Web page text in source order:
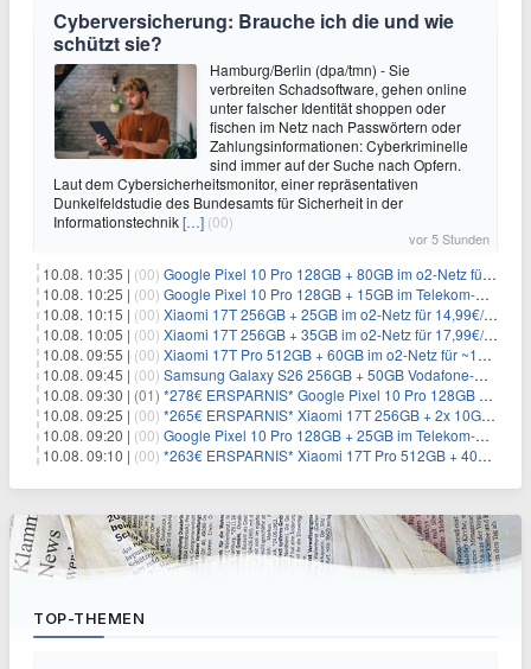
Cyberversicherung: Brauche ich die und wie
schützt sie?
Hamburg/Berlin (dpa/tmn) - Sie
verbreiten Schadsoftware, gehen online
unter falscher Identität shoppen oder
fischen im Netz nach Passwörtern oder
Zahlungsinformationen: Cyberkriminelle
sind immer auf der Suche nach Opfern.
Laut dem Cybersicherheitsmonitor, einer repräsentativen
Dunkelfeldstudie des Bundesamts für Sicherheit in der
Informationstechnik[…] (00)
vor 5 Stunden
10.08. 10:35 | (00) Google Pixel 10 Pro 128GB + 80GB im o2-Netz für 24,99€/Monat (effektiv -6,60€/Monat)
10.08. 10:25 | (00) Google Pixel 10 Pro 128GB + 15GB im Telekom-Netz für 19,98€/Monat (effektiv -12,77€/Monat)
10.08. 10:15 | (00) Xiaomi 17T 256GB + 25GB im o2-Netz für 14,99€/Monat (effektiv -4,30€/Monat)
10.08. 10:05 | (00) Xiaomi 17T 256GB + 35GB im o2-Netz für 17,99€/Monat (effektiv -2,47€/Monat)
10.08. 09:55 | (00) Xiaomi 17T Pro 512GB + 60GB im o2-Netz für ~19,99€/Monat (effektiv -7,22€/Monat)
10.08. 09:45 | (00) Samsung Galaxy S26 256GB + 50GB Vodafone-Netz für 19,99€/Monat (effektiv 1,26€/Monat)
10.08. 09:30 | (01) *278€ ERSPARNIS* Google Pixel 10 Pro 128GB + 60GB im o2-Netz für ~19,99€/Monat
10.08. 09:25 | (00) *265€ ERSPARNIS* Xiaomi 17T 256GB + 2x 10GB im o2-Netz für ~9,98€/Monat
10.08. 09:20 | (00) Google Pixel 10 Pro 128GB + 25GB im Telekom-Netz für ~24,99€/Monat (effektiv -9,85€/Monat)
10.08. 09:10 | (00) *263€ ERSPARNIS* Xiaomi 17T Pro 512GB + 40GB im o2-Netz für 14,99€/Monat
TOP-THEMEN